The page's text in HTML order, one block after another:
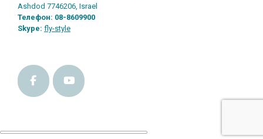
Ashdod 7746206, Israel
Телефон: 08-8609900
Skype: fly-style